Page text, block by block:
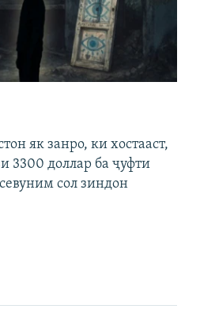
як занро, ки хостааст,
3300 доллар ба ҷуфти
сол зиндон